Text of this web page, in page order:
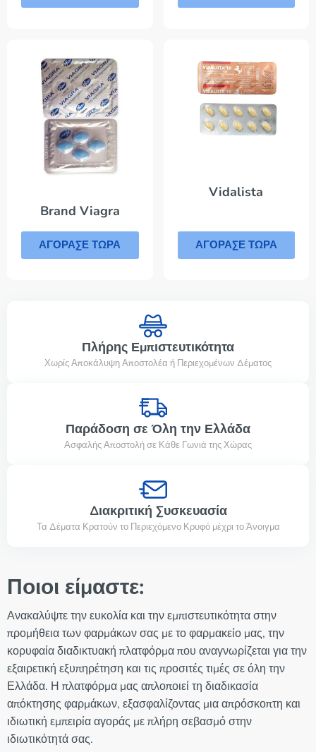
Πλήρης Εμπιστευτικότητα
Χωρίς Αποκάλυψη Αποστολέα ή Περιεχομένων Δέματος
Παράδοση σε Όλη την Ελλάδα
Ασφαλής Αποστολή σε Κάθε Γωνιά της Χώρας
Διακριτική Συσκευασία
Τα Δέματα Κρατούν το Περιεχόμενο Κρυφό μέχρι το Άνοιγμα
Ποιοι είμαστε:
Ανακαλύψτε την ευκολία και την εμπιστευτικότητα στην
προμήθεια των φαρμάκων σας με το φαρμακείο μας, την
κορυφαία διαδικτυακή πλατφόρμα που αναγνωρίζεται για την
εξαιρετική εξυπηρέτηση και τις προσιτές τιμές σε όλη την
Ελλάδα. Η πλατφόρμα μας απλοποιεί τη διαδικασία
απόκτησης φαρμάκων, εξασφαλίζοντας μια απρόσκοπτη και
ιδιωτική εμπειρία αγοράς με πλήρη σεβασμό στην
ιδιωτικότητά σας.
Brand Viagra
ΑΓΟΡΑΣΕ ΤΩΡΑ
Vidalista
ΑΓΟΡΑΣΕ ΤΩΡΑ